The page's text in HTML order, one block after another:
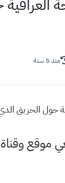
منذ 5 سنة
الحريق الذي حدث
موقع